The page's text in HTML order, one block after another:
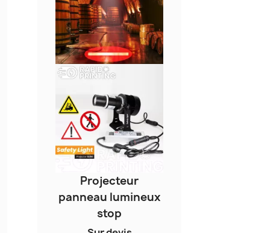
Projecteur
panneau lumineux
stop